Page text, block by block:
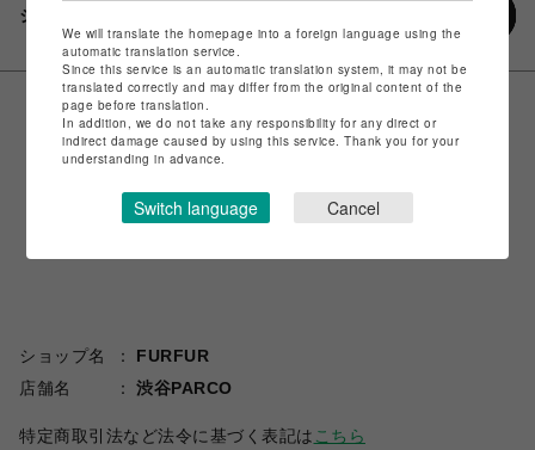
シェアする
ショップ名
FURFUR
店舗名
渋谷PARCO
特定商取引法など法令に基づく表記は こちら
We will translate the homepage into a foreign language using the
automatic translation service.
Since this service is an automatic translation system, it may not be
translated correctly and may differ from the original content of the
page before translation.
In addition, we do not take any responsibility for any direct or
indirect damage caused by using this service. Thank you for your
understanding in advance.
Switch language Cancel